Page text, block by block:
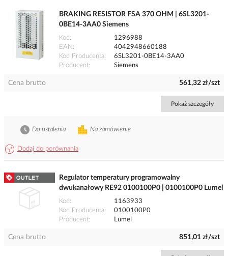
BRAKING RESISTOR FSA 370 OHM | 6SL3201-
0BE14-3AA0 Siemens
Kod
1296988
EAN
4042948660188
Kod Producenta
6SL3201-0BE14-3AA0
Producent
Siemens
Cena brutto 561,32 zł/szt
Pokaż szczegóły
Dodaj do porównania
Na zamówienie
Do ustalenia
Regulator temperatury programowalny
dwukanałowy RE92 0100100P0 | 0100100P0 Lumel
Kod
1163933
Kod Producenta
0100100P0
Producent
Lumel
Cena brutto 851,01 zł/szt